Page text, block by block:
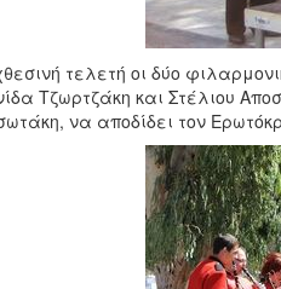
τελετή οι δύο
Τζωρτζάκη και Στέλιου
να αποδίδει τον